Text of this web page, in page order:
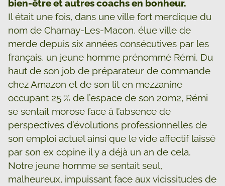
bien-être et autres coachs en bonheur.
Il était une fois, dans une ville fort merdique du
nom de Charnay-Les-Macon, élue ville de
merde depuis six années consécutives par les
français, un jeune homme prénommé Rémi. Du
haut de son job de préparateur de commande
chez Amazon et de son lit en mezzanine
occupant 25 % de l’espace de son 20m2, Rémi
se sentait morose face à l’absence de
perspectives d’évolutions professionnelles de
son emploi actuel ainsi que le vide affectif laissé
par son ex copine il y a déjà un an de cela.
Notre jeune homme se sentait seul,
malheureux, impuissant face aux vicissitudes de